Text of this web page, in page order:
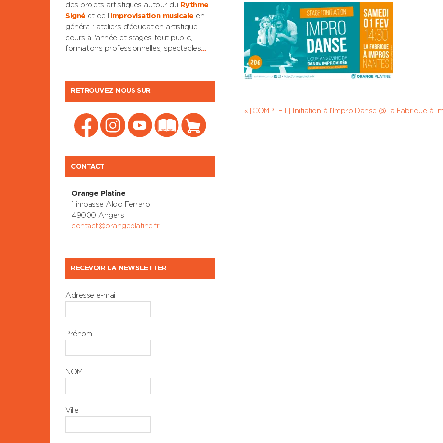
Navigation
Previous
Post:
[COMPLET] Initiation à l’Impro Danse @La Fabrique à
des projets artistiques autour du Rythme
Signé et de l’improvisation musicale en
général : ateliers d'éducation artistique,
cours à l'année et stages tout public,
formations professionnelles, spectacles...
RETROUVEZ NOUS SUR
CONTACT
Orange Platine
1 impasse Aldo Ferraro
49000 Angers
contact@orangeplatine.fr
RECEVOIR LA NEWSLETTER
Adresse e-mail
Prénom
NOM
Ville